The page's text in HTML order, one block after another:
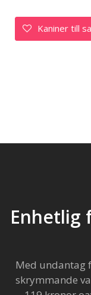
Kaniner till
Enhetlig
Med undantag
skrymmande